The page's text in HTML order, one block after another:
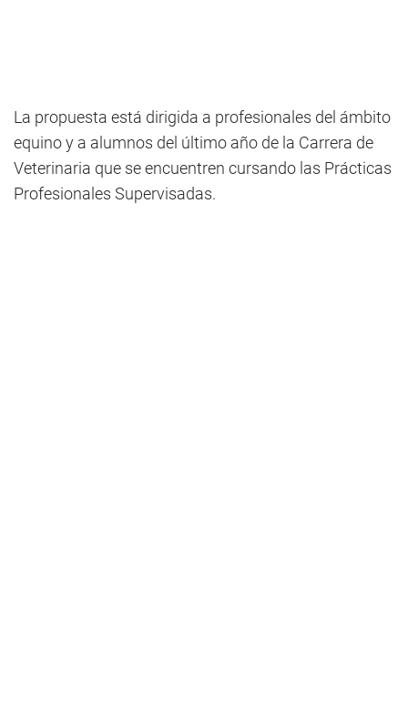
La propuesta está dirigida a profesionales del ámbito
equino y a alumnos del último año de la Carrera de
Veterinaria que se encuentren cursando las Prácticas
Profesionales Supervisadas.